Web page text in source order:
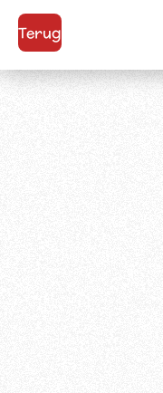
Terug